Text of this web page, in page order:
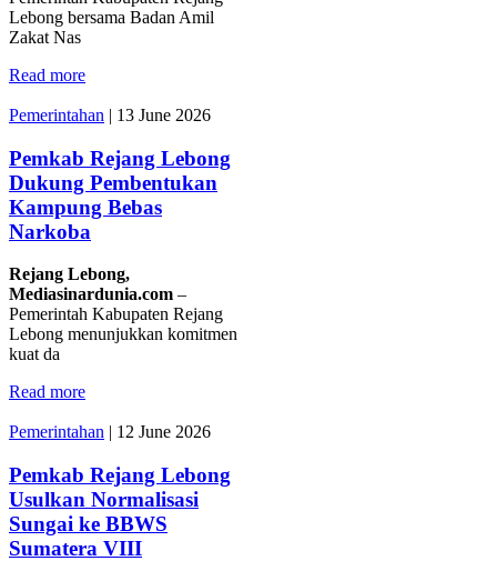
Lebong bersama Badan Amil
Zakat Nas
Read more
Pemerintahan | 13 June 2026
Pemkab Rejang Lebong
Dukung Pembentukan
Kampung Bebas
Narkoba
Rejang Lebong,
Mediasinardunia.com –
Pemerintah Kabupaten Rejang
Lebong menunjukkan komitmen
kuat da
Read more
Pemerintahan | 12 June 2026
Pemkab Rejang Lebong
Usulkan Normalisasi
Sungai ke BBWS
Sumatera VIII